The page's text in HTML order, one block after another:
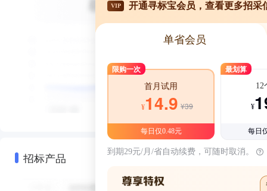
招标产品
VIP 开通寻标宝会员，查看更多招采
单省会员
限购一次
首月试用
¥14.9 ¥39
每日仅0.48元
最划算
12
¥
每日
到期29元/月/省自动续费，可随时取消。